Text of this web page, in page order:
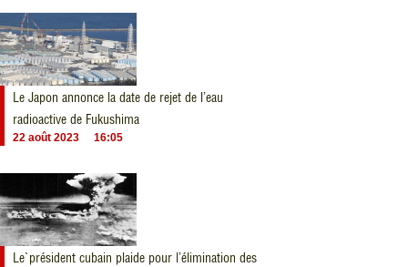
Le Japon annonce la date de rejet de l’eau
radioactive de Fukushima
22 août 2023 16:05
Le`président cubain plaide pour l’élimination des